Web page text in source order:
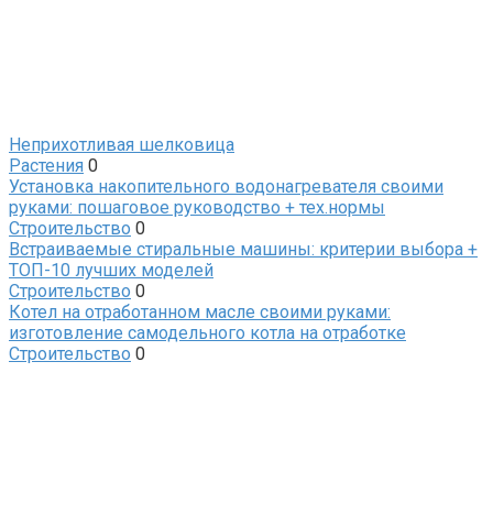
Неприхотливая шелковица
Растения 0
Установка накопительного водонагревателя своими
руками: пошаговое руководство + тех.нормы
Строительство 0
Встраиваемые стиральные машины: критерии выбора +
ТОП-10 лучших моделей
Строительство 0
Котел на отработанном масле своими руками:
изготовление самодельного котла на отработке
Строительство 0